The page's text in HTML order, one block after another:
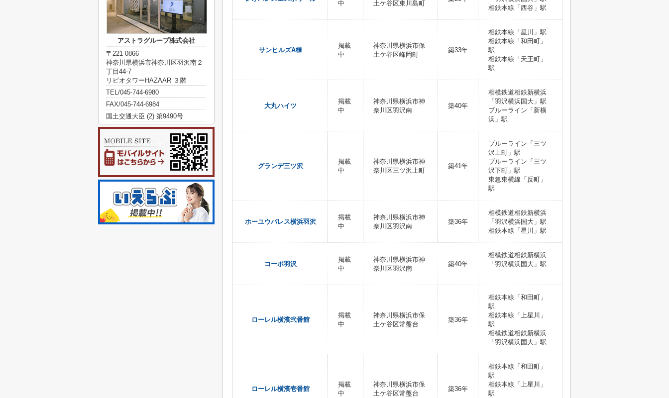
中
土ケ谷区東川島町
相鉄本線「西谷」駅
サンヒルズA棟
掲載
中
神奈川県横浜市保
土ケ谷区峰岡町
築33年
相鉄本線「星川」駅
相鉄本線「和田町」
駅
相鉄本線「天王町」
駅
大丸ハイツ
掲載
中
神奈川県横浜市神
奈川区羽沢南
築40年
相模鉄道相鉄新横浜
「羽沢横浜国大」駅
ブルーライン「新横
浜」駅
グランデ三ツ沢
掲載
中
神奈川県横浜市神
奈川区三ツ沢上町
築41年
ブルーライン「三ツ
沢上町」駅
ブルーライン「三ツ
沢下町」駅
東急東横線「反町」
駅
ホーユウパレス横浜羽沢
掲載
中
神奈川県横浜市神
奈川区羽沢南
築36年
相模鉄道相鉄新横浜
「羽沢横浜国大」駅
相鉄本線「星川」駅
コーポ羽沢
掲載
中
神奈川県横浜市神
奈川区羽沢南
築40年
相模鉄道相鉄新横浜
「羽沢横浜国大」駅
ローレル横濱弐番館
掲載
中
神奈川県横浜市保
土ケ谷区常盤台
築36年
相鉄本線「和田町」
駅
相鉄本線「上星川」
駅
相模鉄道相鉄新横浜
「羽沢横浜国大」駅
ローレル横濱壱番館
掲載
中
神奈川県横浜市保
土ケ谷区常盤台
築36年
相鉄本線「和田町」
駅
相鉄本線「上星川」
駅
アストラグループ株式会社
〒221-0866
神奈川県横浜市神奈川区羽沢南２
丁目44-7
リビオタワーHAZAAR ３階
TEL/045-744-6980
FAX/045-744-6984
国土交通大臣 (2) 第9490号